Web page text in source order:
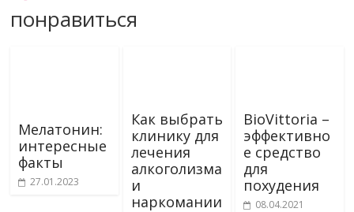
понравиться
Мелатонин:
интересные
факты
27.01.2023
Как выбрать
клинику для
лечения
алкоголизма
и
наркомании
BioVittoria –
эффективно
е средство
для
похудения
08.04.2021